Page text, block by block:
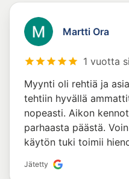
Martti Ora
1 vuotta
Myynti oli rehtiä ja
tehtiin hyvällä
nopeasti. Aikon
parhaasta päästä.
käytön tuki toimii
Jätetty